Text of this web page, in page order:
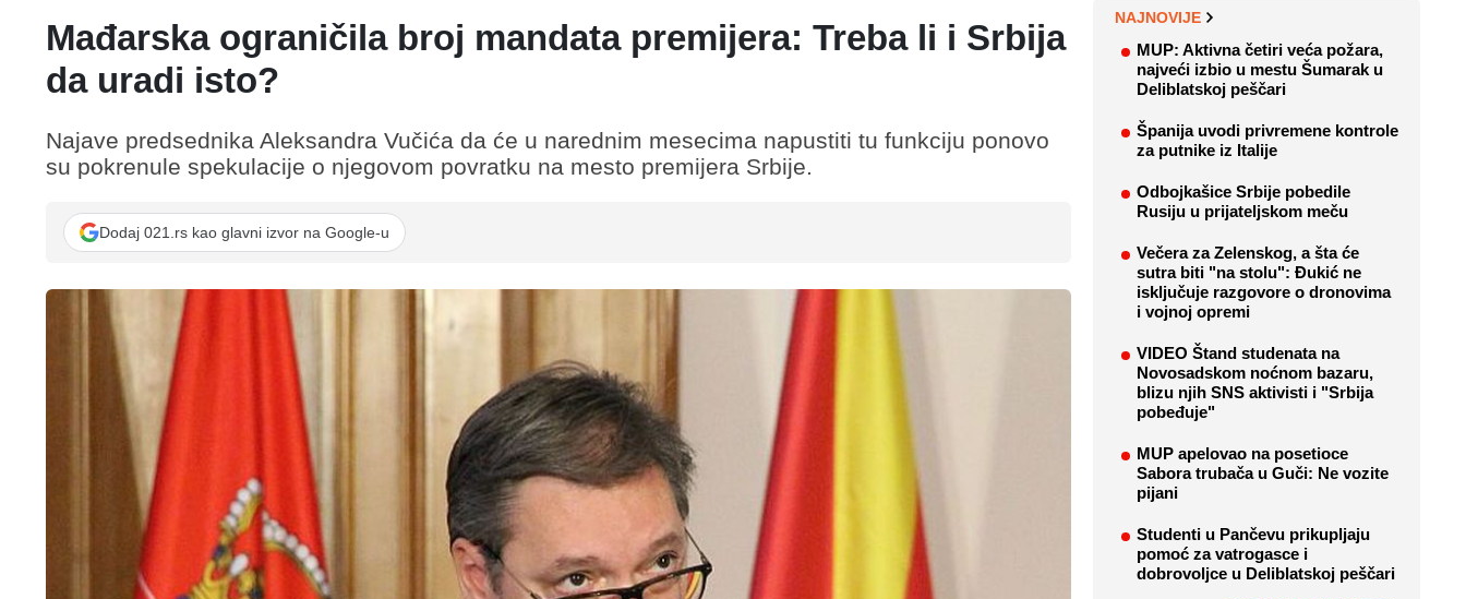
Mađarska ograničila broj mandata premijera: Treba li i Srbija
da uradi isto?
Najave predsednika Aleksandra Vučića da će u narednim mesecima napustiti tu funkciju ponovo
su pokrenule spekulacije o njegovom povratku na mesto premijera Srbije.
Dodaj 021.rs kao glavni izvor na Google-u
NAJNOVIJE
MUP: Aktivna četiri veća požara,
najveći izbio u mestu Šumarak u
Deliblatskoj peščari
Španija uvodi privremene kontrole
za putnike iz Italije
Odbojkašice Srbije pobedile
Rusiju u prijateljskom meču
Večera za Zelenskog, a šta će
sutra biti "na stolu": Đukić ne
isključuje razgovore o dronovima
i vojnoj opremi
VIDEO Štand studenata na
Novosadskom noćnom bazaru,
blizu njih SNS aktivisti i "Srbija
pobeđuje"
MUP apelovao na posetioce
Sabora trubača u Guči: Ne vozite
pijani
Studenti u Pančevu prikupljaju
pomoć za vatrogasce i
dobrovoljce u Deliblatskoj peščari